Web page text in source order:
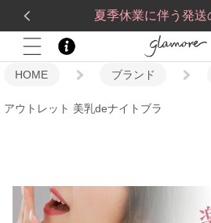
夏季休業に伴う発送
送料一律560円5,500 円(税込)以上で送
HOME ブランド
アウトレット 美乳deナイトブラ